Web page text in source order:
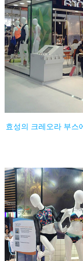
효성의 크레오라 부스